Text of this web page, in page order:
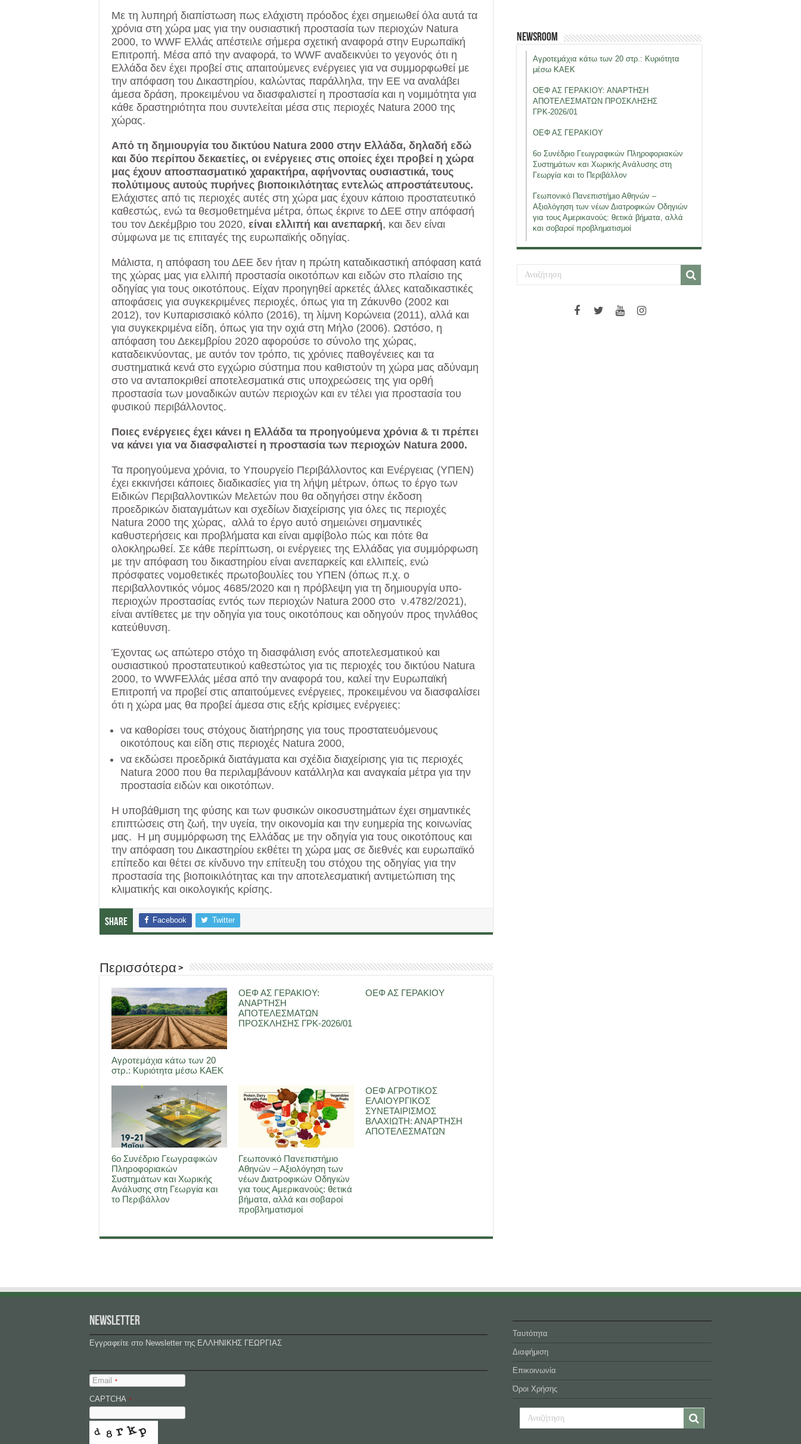
Με τη λυπηρή διαπίστωση πως ελάχιστη πρόοδος έχει σημειωθεί όλα αυτά τα
χρόνια στη χώρα μας για την ουσιαστική προστασία των περιοχών Natura
2000, το WWF Ελλάς απέστειλε σήμερα σχετική αναφορά στην Ευρωπαϊκή
Επιτροπή. Μέσα από την αναφορά, το WWF αναδεικνύει το γεγονός ότι η
Ελλάδα δεν έχει προβεί στις απαιτούμενες ενέργειες για να συμμορφωθεί με
την απόφαση του Δικαστηρίου, καλώντας παράλληλα, την ΕΕ να αναλάβει
άμεσα δράση, προκειμένου να διασφαλιστεί η προστασία και η νομιμότητα για
κάθε δραστηριότητα που συντελείται μέσα στις περιοχές Natura 2000 της
χώρας.
Από τη δημιουργία του δικτύου Natura 2000 στην Ελλάδα, δηλαδή εδώ
και δύο περίπου δεκαετίες, οι ενέργειες στις οποίες έχει προβεί η χώρα
μας έχουν αποσπασματικό χαρακτήρα, αφήνοντας ουσιαστικά, τους
πολύτιμους αυτούς πυρήνες βιοποικιλότητας εντελώς απροστάτευτους.
Ελάχιστες από τις περιοχές αυτές στη χώρα μας έχουν κάποιο προστατευτικό
καθεστώς, ενώ τα θεσμοθετημένα μέτρα, όπως έκρινε το ΔΕΕ στην απόφασή
του τον Δεκέμβριο του 2020, είναι ελλιπή και ανεπαρκή, και δεν είναι
σύμφωνα με τις επιταγές της ευρωπαϊκής οδηγίας.
Μάλιστα, η απόφαση του ΔΕΕ δεν ήταν η πρώτη καταδικαστική απόφαση κατά
της χώρας μας για ελλιπή προστασία οικοτόπων και ειδών στο πλαίσιο της
οδηγίας για τους οικοτόπους. Είχαν προηγηθεί αρκετές άλλες καταδικαστικές
αποφάσεις για συγκεκριμένες περιοχές, όπως για τη Ζάκυνθο (2002 και
2012), τον Κυπαρισσιακό κόλπο (2016), τη λίμνη Κορώνεια (2011), αλλά και
για συγκεκριμένα είδη, όπως για την οχιά στη Μήλο (2006). Ωστόσο, η
απόφαση του Δεκεμβρίου 2020 αφορούσε το σύνολο της χώρας,
καταδεικνύοντας, με αυτόν τον τρόπο, τις χρόνιες παθογένειες και τα
συστηματικά κενά στο εγχώριο σύστημα που καθιστούν τη χώρα μας αδύναμη
στο να ανταποκριθεί αποτελεσματικά στις υποχρεώσεις της για ορθή
προστασία των μοναδικών αυτών περιοχών και εν τέλει για προστασία του
φυσικού περιβάλλοντος.
Ποιες ενέργειες έχει κάνει η Ελλάδα τα προηγούμενα χρόνια & τι πρέπει
να κάνει για να διασφαλιστεί η προστασία των περιοχών Natura 2000.
Τα προηγούμενα χρόνια, το Υπουργείο Περιβάλλοντος και Ενέργειας (ΥΠΕΝ)
έχει εκκινήσει κάποιες διαδικασίες για τη λήψη μέτρων, όπως το έργο των
Ειδικών Περιβαλλοντικών Μελετών που θα οδηγήσει στην έκδοση
προεδρικών διαταγμάτων και σχεδίων διαχείρισης για όλες τις περιοχές
Natura 2000 της χώρας, αλλά το έργο αυτό σημειώνει σημαντικές
καθυστερήσεις και προβλήματα και είναι αμφίβολο πώς και πότε θα
ολοκληρωθεί. Σε κάθε περίπτωση, οι ενέργειες της Ελλάδας για συμμόρφωση
με την απόφαση του δικαστηρίου είναι ανεπαρκείς και ελλιπείς, ενώ
πρόσφατες νομοθετικές πρωτοβουλίες του ΥΠΕΝ (όπως π.χ. ο
περιβαλλοντικός νόμος 4685/2020 και η πρόβλεψη για τη δημιουργία υπο-
περιοχών προστασίας εντός των περιοχών Natura 2000 στο ν.4782/2021),
είναι αντίθετες με την οδηγία για τους οικοτόπους και οδηγούν προς τηνλάθος
κατεύθυνση.
Έχοντας ως απώτερο στόχο τη διασφάλιση ενός αποτελεσματικού και
ουσιαστικού προστατευτικού καθεστώτος για τις περιοχές του δικτύου Natura
2000, το WWFΕλλάς μέσα από την αναφορά του, καλεί την Ευρωπαϊκή
Επιτροπή να προβεί στις απαιτούμενες ενέργειες, προκειμένου να διασφαλίσει
ότι η χώρα μας θα προβεί άμεσα στις εξής κρίσιμες ενέργειες:
να καθορίσει τους στόχους διατήρησης για τους προστατευόμενους
οικοτόπους και είδη στις περιοχές Natura 2000,
να εκδώσει προεδρικά διατάγματα και σχέδια διαχείρισης για τις περιοχές
Natura 2000 που θα περιλαμβάνουν κατάλληλα και αναγκαία μέτρα για την
προστασία ειδών και οικοτόπων.
Η υποβάθμιση της φύσης και των φυσικών οικοσυστημάτων έχει σημαντικές
επιπτώσεις στη ζωή, την υγεία, την οικονομία και την ευημερία της κοινωνίας
μας. Η μη συμμόρφωση της Ελλάδας με την οδηγία για τους οικοτόπους και
την απόφαση του Δικαστηρίου εκθέτει τη χώρα μας σε διεθνές και ευρωπαϊκό
επίπεδο και θέτει σε κίνδυνο την επίτευξη του στόχου της οδηγίας για την
προστασία της βιοποικιλότητας και την αποτελεσματική αντιμετώπιση της
κλιματικής και οικολογικής κρίσης.
Share Facebook Twitter
Περισσότερα >
Αγροτεμάχια κάτω των 20
στρ.: Κυριότητα μέσω ΚΑΕΚ
ΟΕΦ ΑΣ ΓΕΡΑΚΙΟΥ:
ΑΝΑΡΤΗΣΗ
ΑΠΟΤΕΛΕΣΜΑΤΩΝ
ΠΡΟΣΚΛΗΣΗΣ ΓΡΚ-2026/01
ΟΕΦ ΑΣ ΓΕΡΑΚΙΟΥ
6ο Συνέδριο Γεωγραφικών
Πληροφοριακών
Συστημάτων και Χωρικής
Ανάλυσης στη Γεωργία και
το Περιβάλλον
Γεωπονικό Πανεπιστήμιο
Αθηνών – Αξιολόγηση των
νέων Διατροφικών Οδηγιών
για τους Αμερικανούς: θετικά
βήματα, αλλά και σοβαροί
προβληματισμοί
ΟΕΦ ΑΓΡΟΤΙΚΟΣ
ΕΛΑΙΟΥΡΓΙΚΟΣ
ΣΥΝΕΤΑΙΡΙΣΜΟΣ
ΒΛΑΧΙΩΤΗ: ΑΝΑΡΤΗΣΗ
ΑΠΟΤΕΛΕΣΜΑΤΩΝ
Newsroom
Αγροτεμάχια κάτω των 20 στρ.: Κυριότητα
μέσω ΚΑΕΚ
ΟΕΦ ΑΣ ΓΕΡΑΚΙΟΥ: ΑΝΑΡΤΗΣΗ
ΑΠΟΤΕΛΕΣΜΑΤΩΝ ΠΡΟΣΚΛΗΣΗΣ
ΓΡΚ-2026/01
ΟΕΦ ΑΣ ΓΕΡΑΚΙΟΥ
6ο Συνέδριο Γεωγραφικών Πληροφοριακών
Συστημάτων και Χωρικής Ανάλυσης στη
Γεωργία και το Περιβάλλον
Γεωπονικό Πανεπιστήμιο Αθηνών –
Αξιολόγηση των νέων Διατροφικών Οδηγιών
για τους Αμερικανούς: θετικά βήματα, αλλά
και σοβαροί προβληματισμοί
NEWSLETTER
Εγγραφείτε στο Newsletter της ΕΛΛΗΝΙΚΗΣ ΓΕΩΡΓΙΑΣ
Email *
CAPTCHA *
Ταυτότητα
Διαφήμιση
Επικοινωνία
Όροι Χρήσης